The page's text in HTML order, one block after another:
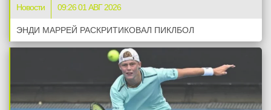
Новости 09:26 01 АВГ 2026
ЭНДИ МАРРЕЙ РАСКРИТИКОВАЛ ПИКЛБОЛ